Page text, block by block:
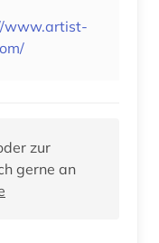
www.artist-
zur
gerne an